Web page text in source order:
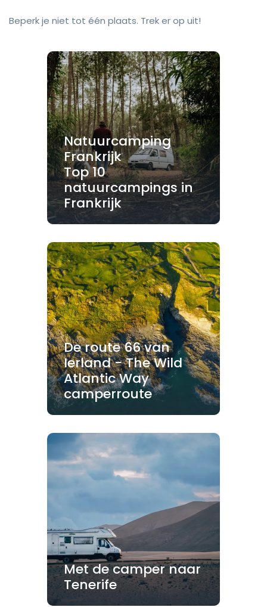
Beperk je niet tot één plaats. Trek er op uit!
Natuurcamping
Frankrijk
Top 10
natuurcampings in
Frankrijk
De route 66 van
Ierland - The Wild
Atlantic Way
camperroute
Met de camper naar
Tenerife